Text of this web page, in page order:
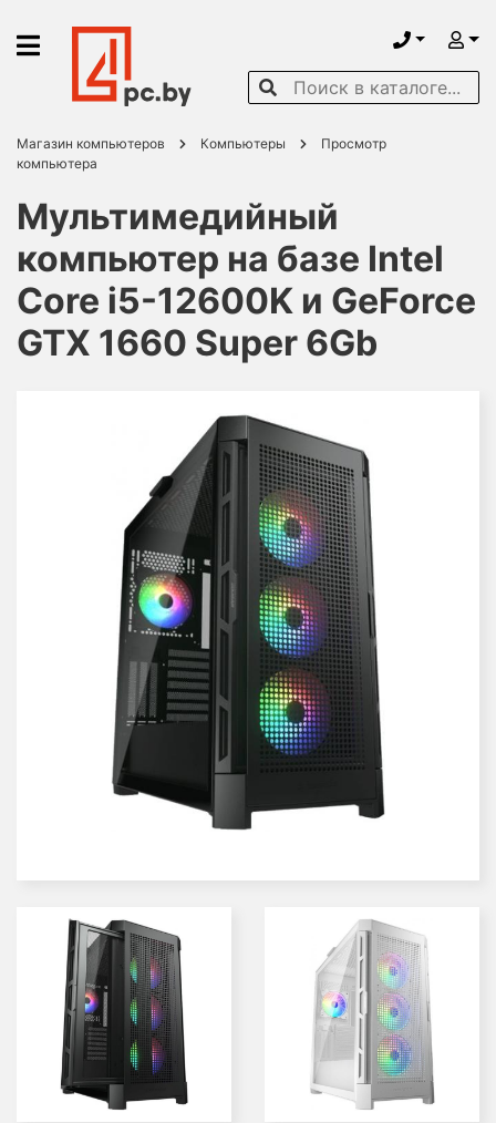
Магазин компьютеров Компьютеры
Просмотр
компьютера
Мультимедийный
компьютер на базе Intel
Core i5-12600K и GeForce
GTX 1660 Super 6Gb